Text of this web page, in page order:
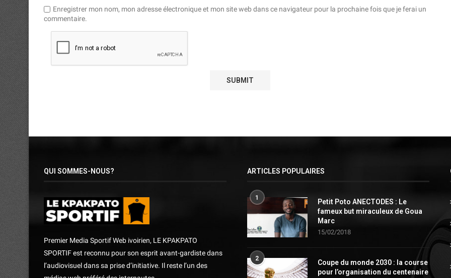
Enregistrer mon nom, mon adresse électronique et mon site web dans ce navigateur pour la prochaine fois que je ferai un
commentaire.
QUI SOMMES-NOUS?
Premier Media Sportif Web ivoirien, LE KPAKPATO
SPORTIF est reconnu pour son esprit avant-gardiste dans
l’audiovisuel dans sa prise d’initiative. Il reste l’un des
ARTICLES POPULAIRES
1
Petit Poto ANECTODES : Le
fameux but miraculeux de Goua
Marc
15/02/2018
2
Coupe du monde 2030 : la course
pour l’organisation du centenaire